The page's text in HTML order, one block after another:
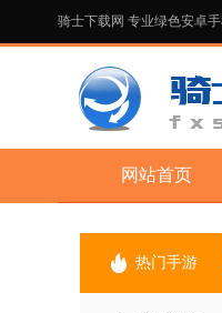
骑士下载网 专业绿色安卓手
网站首页
热门手游